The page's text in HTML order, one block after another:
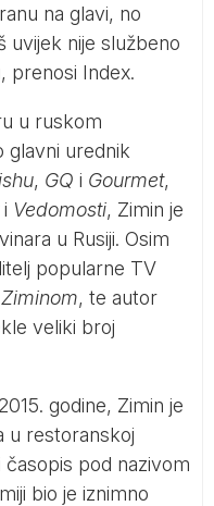
na glavi, no
uvijek nije službeno
prenosi Index.
u ruskom
glavni urednik
, GQ i Gourmet,
i Vedomosti, Zimin je
u Rusiji. Osim
popularne TV
, te autor
veliki broj
godine, Zimin je
u restoranskoj
pod nazivom
bio je iznimno